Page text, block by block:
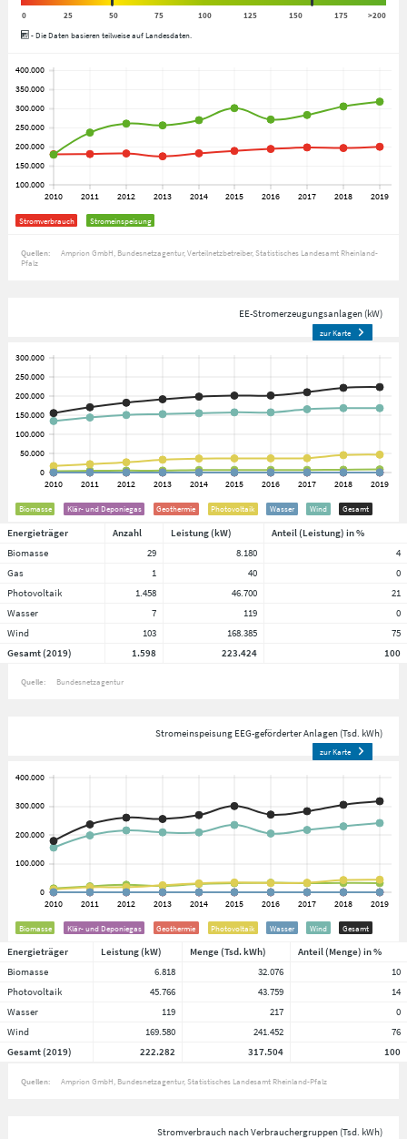
0 25 50 75 100 125 150 175
>200
- Die Daten basieren teilweise auf Landesdaten.
Stromverbrauch Stromeinspeisung
Quellen: Amprion GmbH Bundesnetzagentur Verteilnetzbetreiber Statistisches Landesamt Rheinland-
Pfalz
EE-Stromerzeugungsanlagen (kW)
zur Karte
Biomasse Klär- und Deponiegas Geothermie Photovoltaik Wasser Wind Gesamt
Energieträger Anzahl Leistung (kW)
Anteil (Leistung) in %
Biomasse
29 8.180
4
Gas
1 40
0
Photovoltaik
1.458 46.700
21
Wasser
7 119
0
Wind
103 168.385
75
Gesamt (2019)
1.598 223.424 100
Quelle: Bundesnetzagentur
Stromeinspeisung EEG-geförderter Anlagen (Tsd. kWh)
zur Karte
Biomasse Klär- und Deponiegas Geothermie Photovoltaik Wasser Wind Gesamt
Energieträger Leistung (kW) Menge (Tsd. kWh)
Anteil (Menge) in %
Biomasse
6.818 32.076
10
Photovoltaik
45.766 43.759
14
Wasser
119 217
0
Wind
169.580 241.452
76
Gesamt (2019)
222.282 317.504 100
Quellen: Amprion GmbH Bundesnetzagentur Statistisches Landesamt Rheinland-Pfalz
Stromverbrauch nach Verbrauchergruppen (Tsd. kWh)